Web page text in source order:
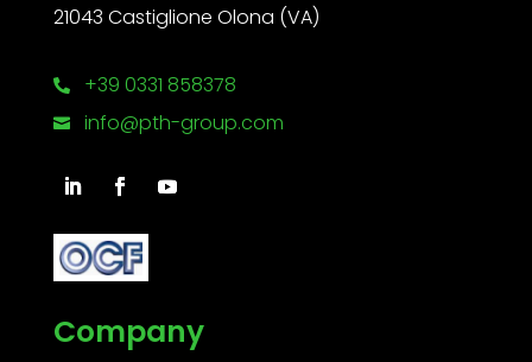
21043 Castiglione Olona (VA)
 +39 0331 858378
 info@pth-group.com
Company